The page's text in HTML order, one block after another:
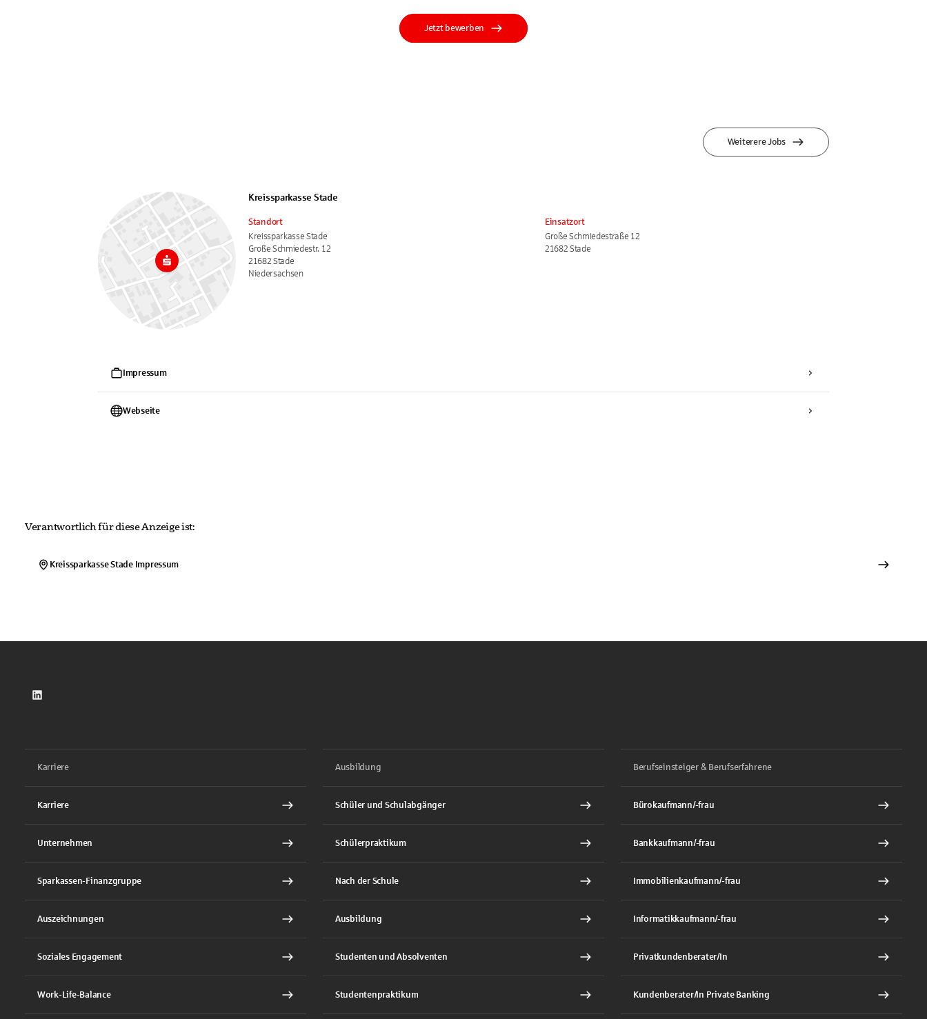
Jetzt bewerben
Weiterere Jobs
Kreissparkasse Stade
Standort
Kreissparkasse Stade
Große Schmiedestr. 12
21682 Stade
Niedersachsen
Einsatzort
Große Schmiedestraße 12
21682 Stade
Impressum
Webseite
Verantwortlich für diese Anzeige ist:
Kreissparkasse StadeImpressum
LinkedIn
Karriere
Karriere
Unternehmen
Sparkassen-Finanzgruppe
Auszeichnungen
Soziales Engagement
Work-Life-Balance
Ausbildung
Schüler und Schulabgänger
Schülerpraktikum
Nach der Schule
Ausbildung
Studenten und Absolventen
Studentenpraktikum
Berufseinsteiger & Berufserfahrene
Bürokaufmann/-frau
Bankkaufmann/-frau
Immobilienkaufmann/-frau
Informatikkaufmann/-frau
Privatkundenberater/In
Kundenberater/In Private Banking